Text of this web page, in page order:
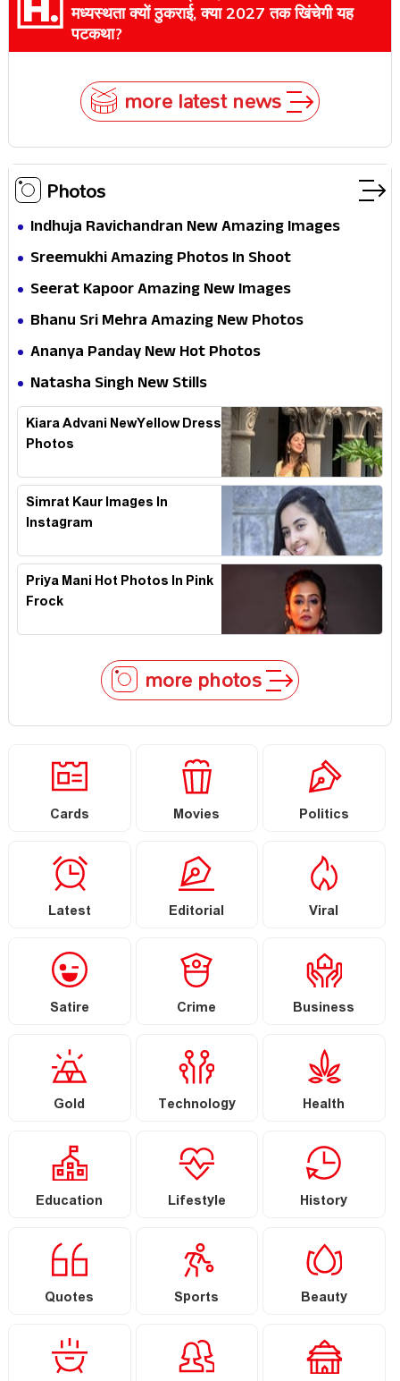
मध्यस्थता क्यों ठुकराई, क्या 2027 तक खिंचेगी यह
पटकथा?
more latest news
Photos
Indhuja Ravichandran New Amazing Images
Sreemukhi Amazing Photos In Shoot
Seerat Kapoor Amazing New Images
Bhanu Sri Mehra Amazing New Photos
Ananya Panday New Hot Photos
Natasha Singh New Stills
Kiara Advani NewYellow Dress
Photos
Simrat Kaur Images In
Instagram
Priya Mani Hot Photos In Pink
Frock
more photos
Cards Movies Politics
Latest Editorial Viral
Satire Crime Business
Gold Technology Health
Education Lifestyle History
Quotes Sports Beauty